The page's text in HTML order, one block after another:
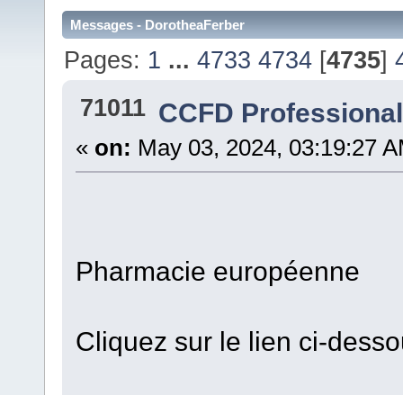
Messages - DorotheaFerber
Pages: 1 ...4733 4734 [4735]
71011 CCFD
« on: May 03, 2024, 03:19:27
Pharmacie européenne
Cliquez sur le lien ci-